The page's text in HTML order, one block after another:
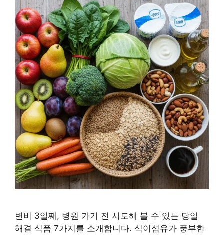
변비 3일째, 병원 가기 전 시도해 볼 수 있는 당일
해결 식품 7가지를 소개합니다. 식이섬유가 풍부한